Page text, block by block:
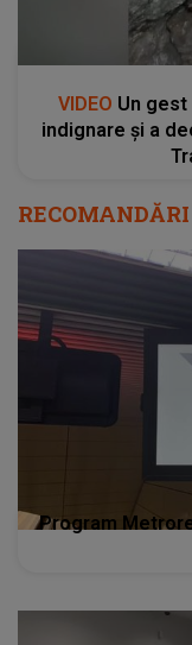
VIDEO Un
indignare și a
RECOMANDĂRI
Program